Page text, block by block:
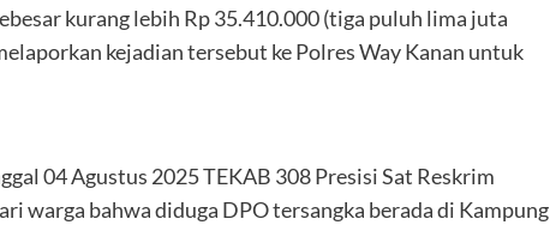
kurang lebih Rp 35.410.000 (tiga puluh lima juta
kejadian tersebut ke Polres Way Kanan untuk
04 Agustus 2025 TEKAB 308 Presisi Sat Reskrim
warga bahwa diduga DPO tersangka berada di Kampung